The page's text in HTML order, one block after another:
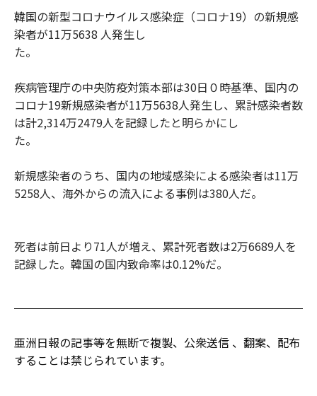
韓国の新型コロナウイルス感染症（コロナ19）の新規感
染者が11万5638 人発生し
た。
疾病管理庁の中央防疫対策本部は30日０時基準、国内の
コロナ19新規感染者が11万5638人発生し、累計感染者数
は計2,314万2479人を記録したと明らかにし
た。
新規感染者のうち、国内の地域感染による感染者は11万
5258人、海外からの流入による事例は380人だ。
死者は前日より71人が増え、累計死者数は2万6689人を
記録した。韓国の国内致命率は0.12%だ。
亜洲日報の記事等を無断で複製、公衆送信 、翻案、配布
することは禁じられています。